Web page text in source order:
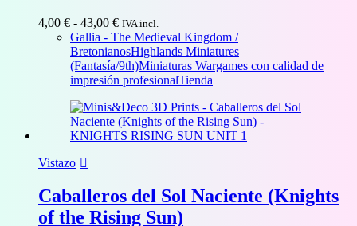
4,00 € - 43,00 €Rango
de
precios:
desde
4,00 €
43,00 €
IVA incl.
Gallia - The Medieval Kingdom /
BretonianosHighlands Miniatures
(Fantasía/9th)Miniaturas Wargames con calidad de
impresión profesionalTienda
Vistazo
Caballeros del Sol Naciente (Knights
of the Rising Sun)